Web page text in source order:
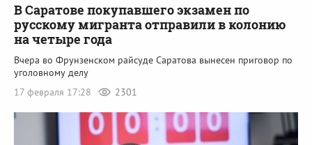
В Саратове покупавшего экзамен по
русскому мигранта отправили в колонию
на четыре года
Вчера во Фрунзенском райсуде Саратова вынесен приговор по
уголовному делу
17 февраля 17:28
2301